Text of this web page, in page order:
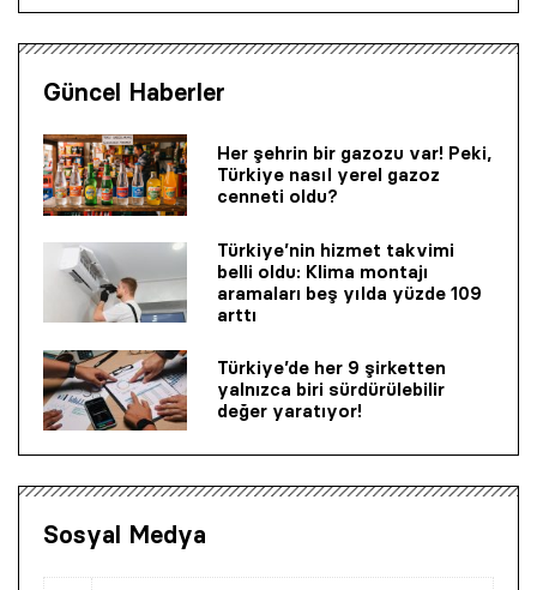
Güncel Haberler
Her şehrin bir gazozu var! Peki,
Türkiye nasıl yerel gazoz
cenneti oldu?
Türkiye’nin hizmet takvimi
belli oldu: Klima montajı
aramaları beş yılda yüzde 109
arttı
Türkiye’de her 9 şirketten
yalnızca biri sürdürülebilir
değer yaratıyor!
Sosyal Medya